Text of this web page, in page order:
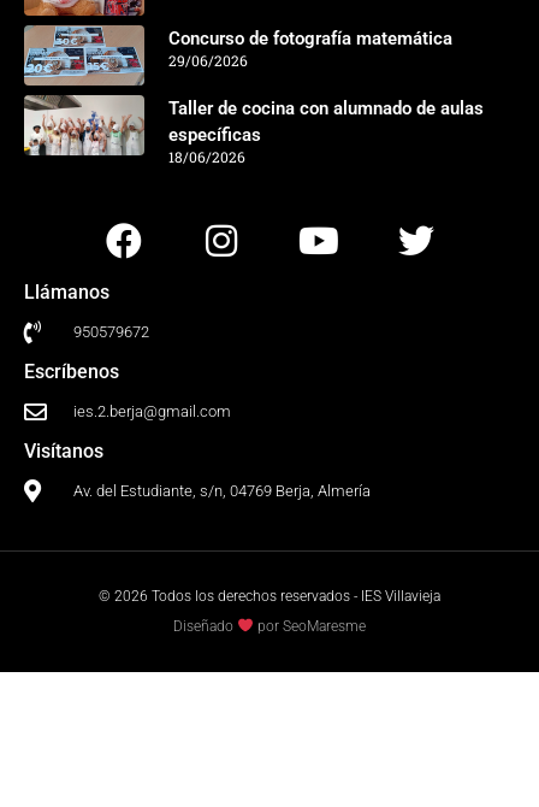
Concurso de fotografía matemática
29/06/2026
Taller de cocina con alumnado de aulas
específicas
18/06/2026
Llámanos
950579672
Escríbenos
ies.2.berja@gmail.com
Visítanos
Av. del Estudiante, s/n, 04769 Berja, Almería
© 2026 Todos los derechos reservados - IES Villavieja
Diseñado
por SeoMaresme